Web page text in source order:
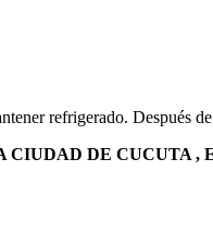
refrigerado. Después
DE CUCUTA ,